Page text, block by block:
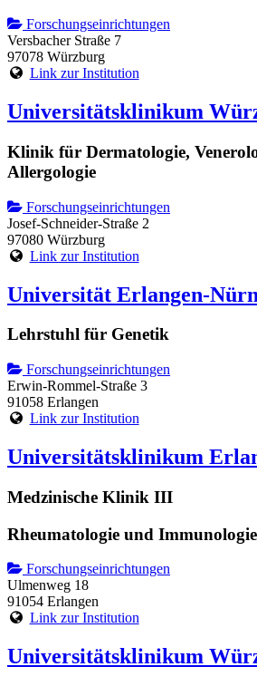
Forschungseinrichtungen
Versbacher Straße 7
97078 Würzburg
Link zur Institution
Universitätsklinikum
Klinik für Dermatologie,
Allergologie
Forschungseinrichtungen
Josef-Schneider-Straße 2
97080 Würzburg
Link zur Institution
Universität Erlangen-
Lehrstuhl für Genetik
Forschungseinrichtungen
Erwin-Rommel-Straße 3
91058 Erlangen
Link zur Institution
Universitätsklinikum
Medzinische Klinik III
Rheumatologie und Immunologie
Forschungseinrichtungen
Ulmenweg 18
91054 Erlangen
Link zur Institution
Universitätsklinikum